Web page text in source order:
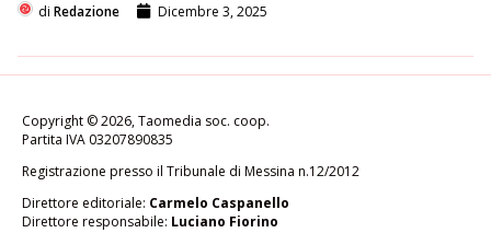
di Redazione Dicembre 3, 2025
Copyright © 2026, Taomedia soc. coop.
Partita IVA 03207890835
Registrazione presso il Tribunale di Messina n.12/2012
Direttore editoriale: Carmelo Caspanello
Direttore responsabile: Luciano Fiorino